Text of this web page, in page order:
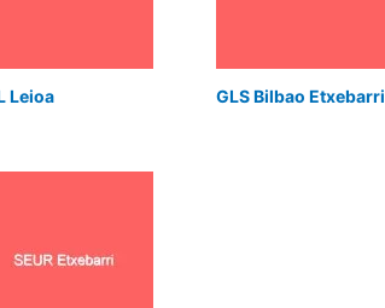
Leioa GLS Bilbao Etxebarri